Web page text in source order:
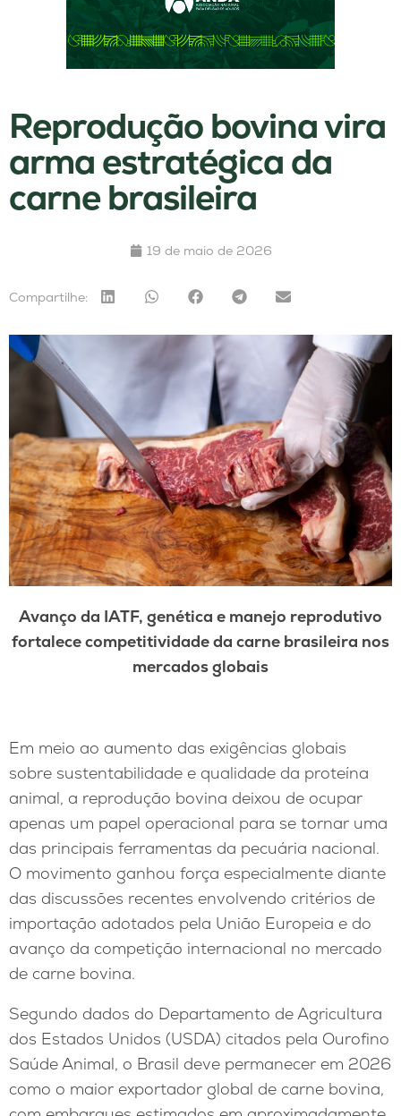
Reprodução bovina vira
arma estratégica da
carne brasileira
19 de maio de 2026
Compartilhe:
Avanço da IATF, genética e manejo reprodutivo
fortalece competitividade da carne brasileira nos
mercados globais
Em meio ao aumento das exigências globais
sobre sustentabilidade e qualidade da proteína
animal, a reprodução bovina deixou de ocupar
apenas um papel operacional para se tornar uma
das principais ferramentas da pecuária nacional.
O movimento ganhou força especialmente diante
das discussões recentes envolvendo critérios de
importação adotados pela União Europeia e do
avanço da competição internacional no mercado
de carne bovina.
Segundo dados do Departamento de Agricultura
dos Estados Unidos (USDA) citados pela Ourofino
Saúde Animal, o Brasil deve permanecer em 2026
como o maior exportador global de carne bovina,